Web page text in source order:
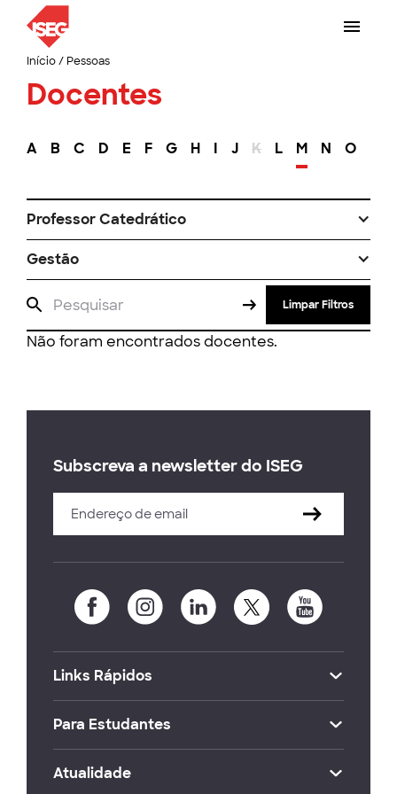
Início/ Pessoas
Docentes
A B C D E F G H I J K L M N O
Professor Catedrático
Gestão
Limpar Filtros
Não foram encontrados docentes.
Subscreva a newsletter do ISEG
Links Rápidos
Para Estudantes
Atualidade